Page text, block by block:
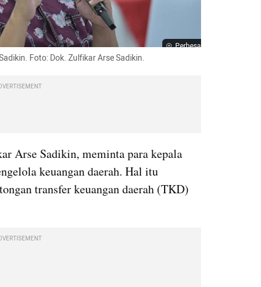
Perbesar
Foto: Dok. Zulfikar Arse Sadikin.
Arse Sadikin, meminta para kepala
keuangan daerah. Hal itu
transfer keuangan daerah (TKD)